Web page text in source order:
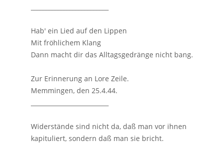
Hab' ein Lied auf den Lippen
Mit fröhlichem Klang
Dann macht dir das Alltagsgedränge nicht bang.
Zur Erinnerung an Lore Zeile.
Memmingen, den 25.4.44.
Widerstände sind nicht da, daß man vor ihnen
kapituliert, sondern daß man sie bricht.